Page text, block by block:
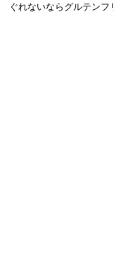
ぐれないならグルテンフ